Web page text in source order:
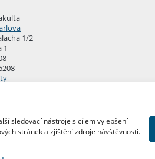
sledovací nástroje s cílem vylepšení
stránek a zjištění zdroje návštěvnosti.
1/2
1